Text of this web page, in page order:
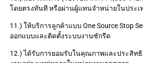
10.) มีอะไหล่ต่างๆรองรับมากกว่า 1,000 ราย
11.) ให้บริการลูกค้าแบบ One Source Stop